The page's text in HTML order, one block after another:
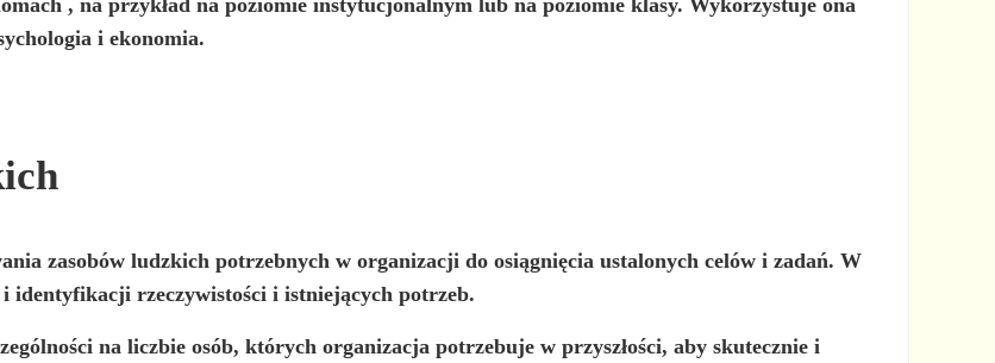
, na przykład na poziomie instytucjonalnym lub na poziomie klasy. Wykorzystuje ona
i ekonomia.
zasobów ludzkich potrzebnych w organizacji do osiągnięcia ustalonych celów i zadań. W
iidentyfikacji rzeczywistości i istniejących potrzeb.
naliczbie osób, których organizacja potrzebuje w przyszłości, aby skutecznie i